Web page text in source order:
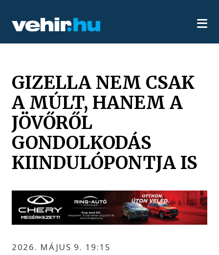
GIZELLA NEM CSAK
A MÚLT, HANEM A
JÖVŐRŐL
GONDOLKODÁS
KIINDULÓPONTJA IS
2026. MÁJUS 9. 19:15